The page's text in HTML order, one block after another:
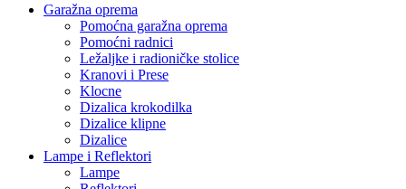
Garažna oprema
Pomoćna garažna oprema
Pomoćni radnici
Ležaljke i radioničke stolice
Kranovi i Prese
Klocne
Dizalica krokodilka
Dizalice klipne
Dizalice
Lampe i Reflektori
Lampe